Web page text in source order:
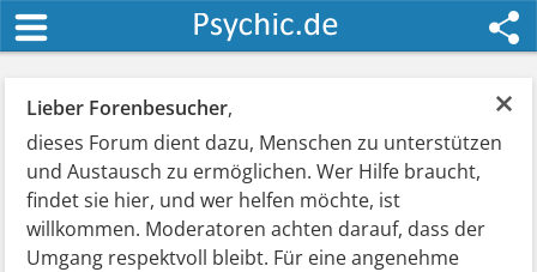
×
Lieber Forenbesucher,
dieses Forum dient dazu, Menschen zu unterstützen
und Austausch zu ermöglichen. Wer Hilfe braucht,
findet sie hier, und wer helfen möchte, ist
willkommen. Moderatoren achten darauf, dass der
Umgang respektvoll bleibt. Für eine angenehme